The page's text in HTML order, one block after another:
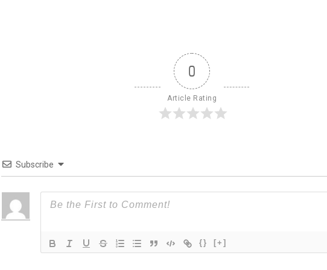
0
Article Rating
Subscribe
{} [+]